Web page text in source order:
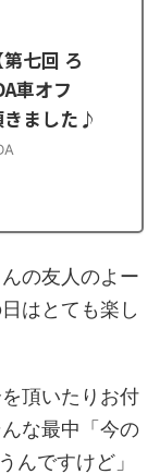
七回 ろ
車オフ
きました♪
の友人のよー
はとても楽し
頂いたりお付
な最中「今の
んですけど」